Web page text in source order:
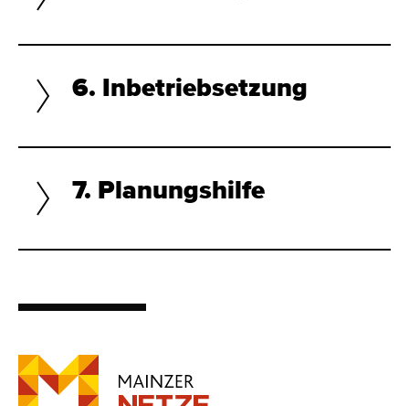
6. Inbetriebsetzung
7. Planungshilfe